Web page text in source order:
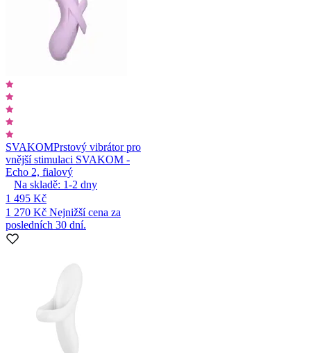
SVAKOMPrstový vibrátor pro
vnější stimulaci SVAKOM -
Echo 2, fialový
Na skladě: 1-2 dny
1 495 Kč
1 270 Kč Nejnižší cena za
posledních 30 dní.